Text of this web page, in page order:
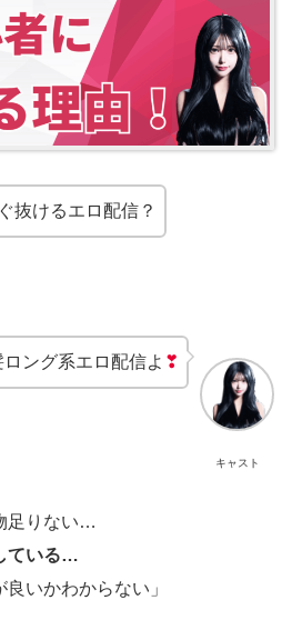
抜けるエロ配信？
キャスト
ング系エロ配信よ ❣
足りない…
ている…
いかわからない」